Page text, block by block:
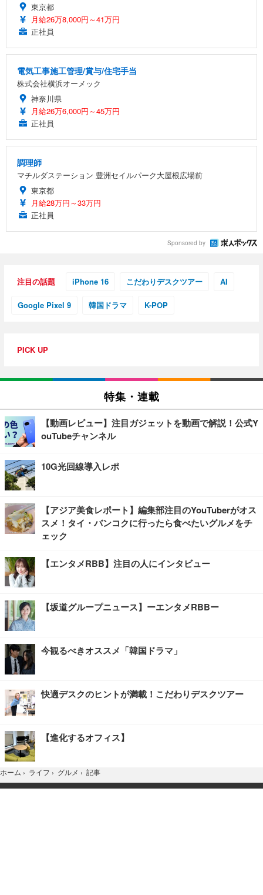
東京都
月給26万8,000円～41万円
正社員
電気工事施工管理/賞与/住宅手当
株式会社横浜オーメック
神奈川県
月給26万6,000円～45万円
正社員
調理師
マチルダステーション 豊洲セイルパーク大屋根広場前
東京都
月給28万円～33万円
正社員
Sponsored by
注目の話題 iPhone 16 こだわりデスクツアー AI
Google Pixel 9 韓国ドラマ K-POP
PICK UP
特集・連載
【動画レビュー】注目ガジェットを動画で解説！公式Y
ouTubeチャンネル
10G光回線導入レポ
【アジア美食レポート】編集部注目のYouTuberがオス
スメ！タイ・バンコクに行ったら食べたいグルメをチ
ェック
【エンタメRBB】注目の人にインタビュー
【坂道グループニュース】ーエンタメRBBー
今観るべきオススメ「韓国ドラマ」
快適デスクのヒントが満載！こだわりデスクツアー
【進化するオフィス】
ホーム › ライフ › グルメ › 記事